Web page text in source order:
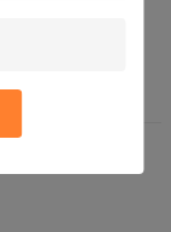
화될 수 있습니다.